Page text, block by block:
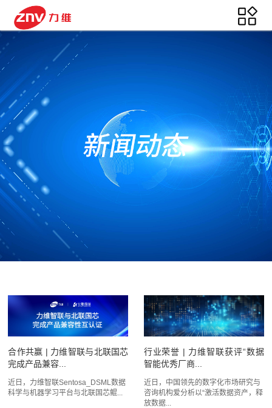
合作共赢 | 力维智联与北联国芯
完成产品兼容...
近日，力维智联Sentosa_DSML数据
科学与机器学习平台与北联国芯鲲...
行业荣誉 | 力维智联获评“数据
智能优秀厂商...
近日，中国领先的数字化市场研究与
咨询机构爱分析以“激活数据资产，释
放数据...